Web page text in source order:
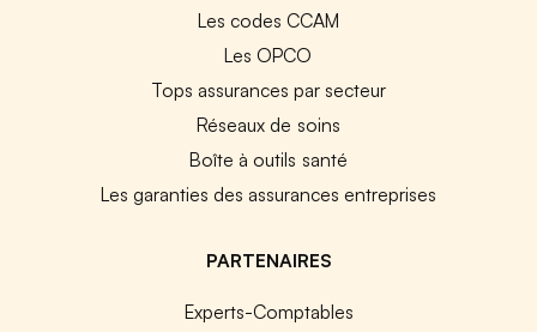
Les codes CCAM
Les OPCO
Tops assurances par secteur
Réseaux de soins
Boîte à outils santé
Les garanties des assurances entreprises
PARTENAIRES
Experts-Comptables